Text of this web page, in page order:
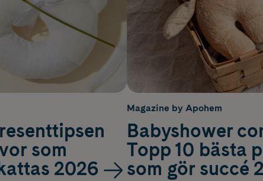
som
2026
Magazine by Apohem
Babyshower
Topp 10 bästa
som gör succé